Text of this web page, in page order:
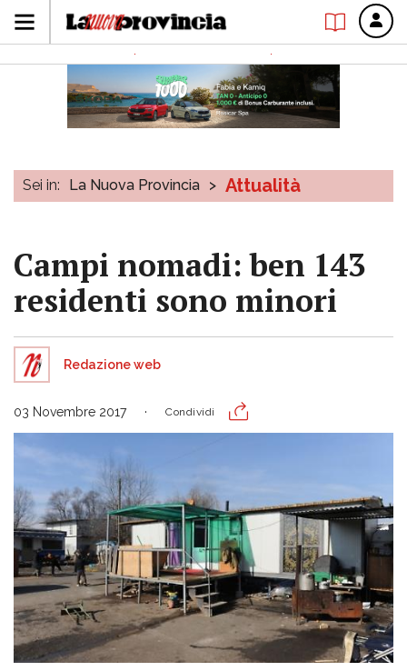
Sei in: La Nuova Provincia > Attualità
Campi nomadi: ben 143
residenti sono minori
Redazione web
03 Novembre 2017 Condividi